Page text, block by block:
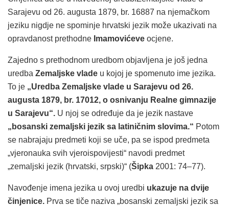
Sarajevu od 26. augusta 1879, br. 16887 na njemačkom
jeziku nigdje ne spominje hrvatski jezik može ukazivati na
opravdanost prethodne Imamovićeve ocjene.
Zajedno s prethodnom uredbom objavljena je još jedna
uredba Zemaljske vlade u kojoj je spomenuto ime jezika.
To je „Uredba Zemaljske vlade u Sarajevu od 26.
augusta 1879, br. 17012, o osnivanju Realne gimnazije
u Sarajevu“. U njoj se određuje da je jezik nastave
„bosanski zemaljski jezik sa latiničnim slovima.“ Potom
se nabrajaju predmeti koji se uče, pa se ispod predmeta
„vjeronauka svih vjeroispovijesti“ navodi predmet
„zemaljski jezik (hrvatski, srpski)“ (Šipka 2001: 74–77).
Navođenje imena jezika u ovoj uredbi ukazuje na dvije
činjenice. Prva se tiče naziva „bosanski zemaljski jezik sa